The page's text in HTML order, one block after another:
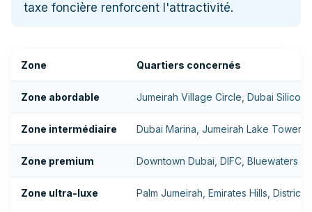
taxe foncière renforcent l'attractivité.
Zone Quartiers concernés
Zone abordable Jumeirah Village Circle, Dubai Silicon
Zone intermédiaire Dubai Marina, Jumeirah Lake Towers,
Zone premium Downtown Dubai, DIFC, Bluewaters
Zone ultra-luxe Palm Jumeirah, Emirates Hills, District